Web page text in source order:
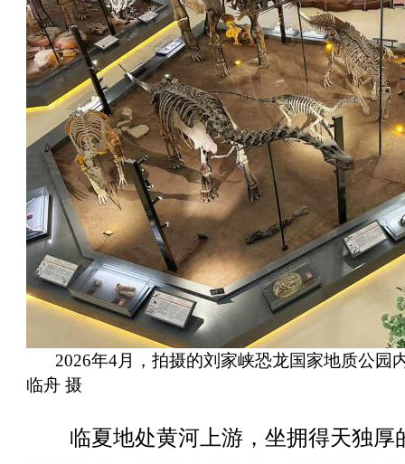
2026年4月，拍摄的刘家峡恐龙国家地质公园
临舟 摄
临夏地处黄河上游，坐拥得天独厚